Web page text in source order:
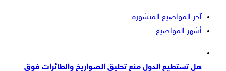
آخر المواضيع المنشورة
أشهر المواضيع
هل تستطيع الدول منع تحليق الصواريخ والطائرات فوق